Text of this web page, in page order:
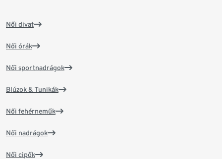
Női divat
Női órák
Női sportnadrágok
Blúzok & Tunikák
Női fehérneműk
Női nadrágok
Női cipők